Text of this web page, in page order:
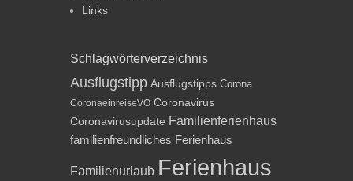
Links
Schlagwörterverzeichnis
Ausflugstipp Ausflugstipps Corona
CoronaeinreiseVO Coronavirus
Coronavirusupdate Familienferienhaus
familienfreundliches Ferienhaus
Familienurlaub Ferienhaus